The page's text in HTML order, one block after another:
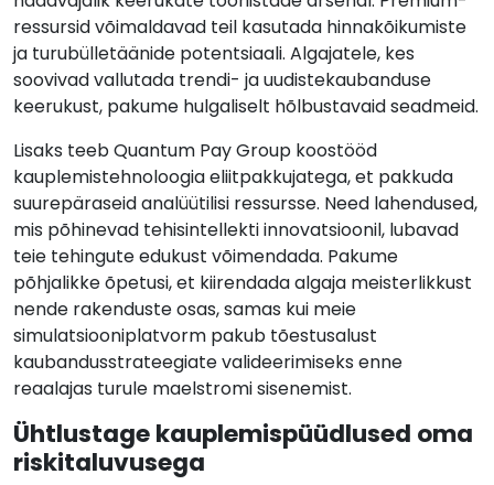
ressursid võimaldavad teil kasutada hinnakõikumiste
ja turubülletäänide potentsiaali. Algajatele, kes
soovivad vallutada trendi- ja uudistekaubanduse
keerukust, pakume hulgaliselt hõlbustavaid seadmeid.
Lisaks teeb Quantum Pay Group koostööd
kauplemistehnoloogia eliitpakkujatega, et pakkuda
suurepäraseid analüütilisi ressursse. Need lahendused,
mis põhinevad tehisintellekti innovatsioonil, lubavad
teie tehingute edukust võimendada. Pakume
põhjalikke õpetusi, et kiirendada algaja meisterlikkust
nende rakenduste osas, samas kui meie
simulatsiooniplatvorm pakub tõestusalust
kaubandusstrateegiate valideerimiseks enne
reaalajas turule maelstromi sisenemist.
Ühtlustage kauplemispüüdlused oma
riskitaluvusega